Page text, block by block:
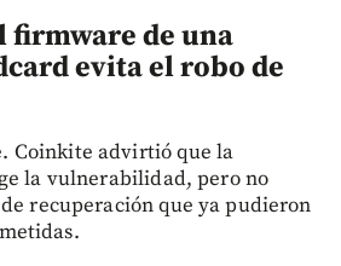
firmware de una
evita el robo de
Coinkite advirtió que la
la vulnerabilidad, pero no
recuperación que ya pudieron